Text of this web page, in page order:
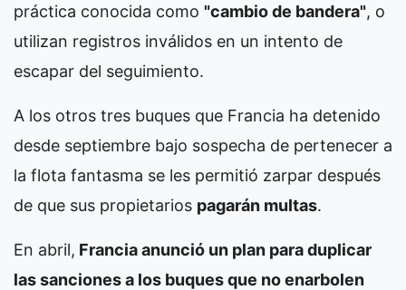
práctica conocida como "cambio de bandera", o
utilizan registros inválidos en un intento de
escapar del seguimiento.
A los otros tres buques que Francia ha detenido
desde septiembre bajo sospecha de pertenecer a
la flota fantasma se les permitió zarpar después
de que sus propietarios pagarán multas.
En abril, Francia anunció un plan para duplicar
las sanciones a los buques que no enarbolen